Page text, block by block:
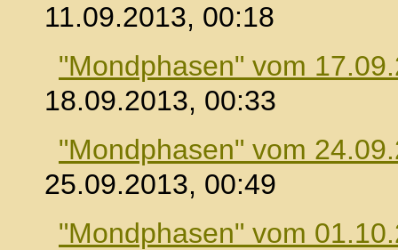
11.09.2013, 00:18
"Mondphasen" vom
18.09.2013, 00:33
"Mondphasen" vom
25.09.2013, 00:49
"Mondphasen" vom